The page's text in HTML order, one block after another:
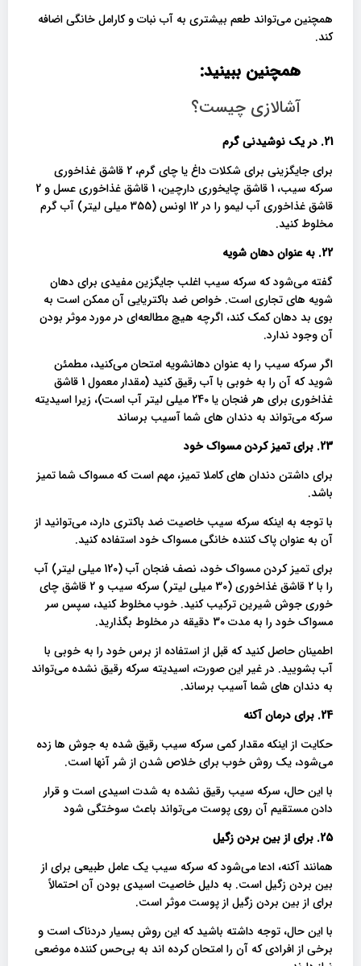
همچنین می‌تواند طعم بیشتری به آب نبات و کارامل خانگی اضافه
کند.
همچنین ببینید:
آشالازی چیست؟
21. در یک نوشیدنی گرم
برای جایگزینی برای شکلات داغ یا چای گرم، 2 قاشق غذاخوری
سرکه سیب، 1 قاشق چایخوری دارچین، 1 قاشق غذاخوری عسل و 2
قاشق غذاخوری آب لیمو را در 12 اونس (355 میلی لیتر) آب گرم
مخلوط کنید.
22. به عنوان دهان شویه
گفته می‌شود که سرکه سیب اغلب جایگزین مفیدی برای دهان
شویه های تجاری است. خواص ضد باکتریایی آن ممکن است به
بوی بد دهان کمک کند، اگرچه هیچ مطالعه‌ای در مورد موثر بودن
آن وجود ندارد.
اگر سرکه سیب را به عنوان دهانشویه امتحان می‌کنید، مطمئن
شوید که آن را به خوبی با آب رقیق کنید (مقدار معمول 1 قاشق
غذاخوری برای هر فنجان یا 240 میلی لیتر آب است)، زیرا اسیدیته
سرکه می‌تواند به دندان های شما آسیب برساند
23. برای تمیز کردن مسواک خود
برای داشتن دندان های کاملا تمیز، مهم است که مسواک شما تمیز
باشد.
با توجه به اینکه سرکه سیب خاصیت ضد باکتری دارد، می‌توانید از
آن به عنوان پاک کننده خانگی مسواک خود استفاده کنید.
برای تمیز کردن مسواک خود، نصف فنجان آب (120 میلی لیتر) آب
را با 2 قاشق غذاخوری (30 میلی لیتر) سرکه سیب و 2 قاشق چای
خوری جوش شیرین ترکیب کنید. خوب مخلوط کنید، سپس سر
مسواک خود را به مدت 30 دقیقه در مخلوط بگذارید.
اطمینان حاصل کنید که قبل از استفاده از برس خود را به خوبی با
آب بشویید. در غیر این صورت، اسیدیته سرکه رقیق نشده می‌تواند
به دندان های شما آسیب برساند.
24. برای درمان آکنه
حکایت از اینکه مقدار کمی سرکه سیب رقیق شده به جوش ها زده
می‌شود، یک روش خوب برای خلاص شدن از شر آنها است.
با این حال، سرکه سیب رقیق نشده به شدت اسیدی است و قرار
دادن مستقیم آن روی پوست می‌تواند باعث سوختگی شود
25. برای از بین بردن زگیل
همانند آکنه، ادعا می‌شود که سرکه سیب یک عامل طبیعی برای از
بین بردن زگیل است. به دلیل خاصیت اسیدی بودن آن احتمالاً
برای از بین بردن زگیل از پوست موثر است.
با این حال، توجه داشته باشید که این روش بسیار دردناک است و
برخی از افرادی که آن را امتحان کرده اند به بی‌حس کننده موضعی